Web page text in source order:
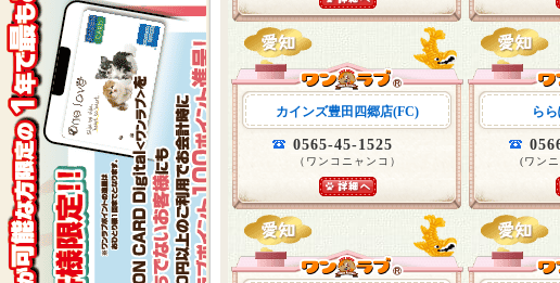
カインズ豊田四郷店(FC)
0565-45-1525
（ワンコニャンコ）
ら
(ワン